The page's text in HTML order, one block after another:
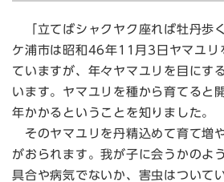
「立てばシャクヤク座れば牡丹歩
ケ浦市は昭和46年11月3日ヤマユリ
ていますが、年々ヤマユリを目にす
います。ヤマユリを種から育てると
年かかるということを知りました。
そのヤマユリを丹精込めて育て増
がおられます。我が子に会うかのよ
具合や病気でないか、害虫はついて